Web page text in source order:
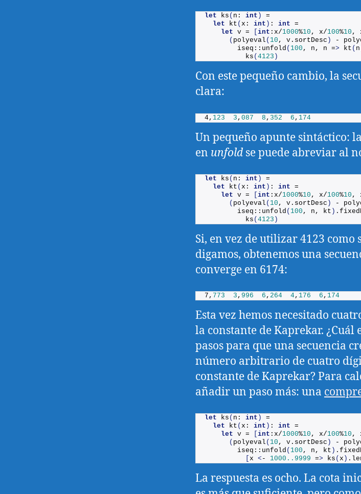
let ks ( n: int )
=
let
kt ( x: int ) : int =
let v = int :x/1000%10 , x/100%10 ,
( polyeval ( 10 , v. sortDesc ) -
        iseq::
unfold ( 100 , n, n => kt ( n
ks ( 4123 )
Con este pequeño cambio, la
clara:
4, 123 3 , 087 8 , 352 6 , 174
Un pequeño apunte sintáctico:
en unfoldse puede abreviar al
let ks ( n: int )
=
let
kt ( x: int ) : int =
let v = int :x/1000%10 , x/100%10 ,
( polyeval ( 10 , v. sortDesc ) -
        iseq::
unfold ( 100 , n, kt ) .
ks ( 4123 )
Si, en vez de utilizar 4123 como
digamos, obtenemos una
converge en 6174:
7, 773 3 , 996 6 , 264 4, 176 6 , 174
Esta vez hemos necesitado
la constante de Kaprekar.
pasos para que una secuencia
número arbitrario de cuatro
constante de Kaprekar? Para
añadir un paso más: una
let ks ( n: int )
=
let
kt ( x: int ) : int =
let v = int :x/1000%10 , x/100%10 ,
( polyeval ( 10 , v. sortDesc ) -
        iseq::
unfold ( 100 , n, kt ) .
x < - 1000. .9999 => ks ( x ) .
La respuesta es ocho. La cota